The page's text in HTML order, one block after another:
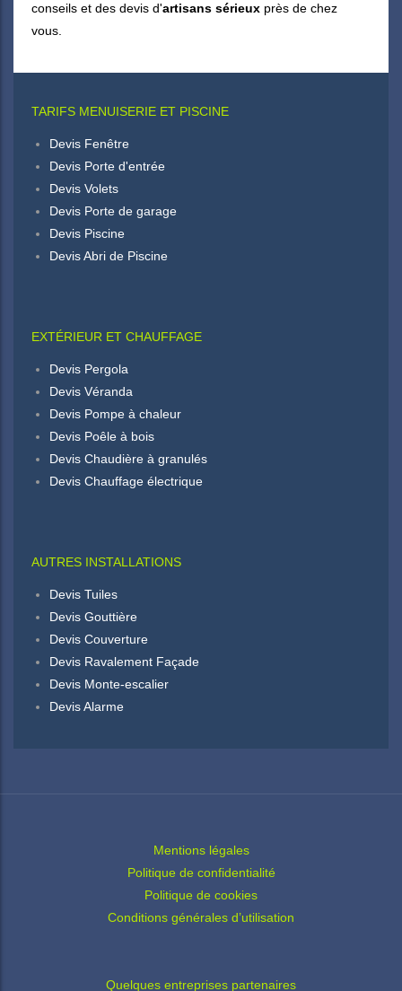
conseils et des devis d'artisans sérieux près de chez
vous.
TARIFS MENUISERIE ET PISCINE
Devis Fenêtre
Devis Porte d'entrée
Devis Volets
Devis Porte de garage
Devis Piscine
Devis Abri de Piscine
EXTÉRIEUR ET CHAUFFAGE
Devis Pergola
Devis Véranda
Devis Pompe à chaleur
Devis Poêle à bois
Devis Chaudière à granulés
Devis Chauffage électrique
AUTRES INSTALLATIONS
Devis Tuiles
Devis Gouttière
Devis Couverture
Devis Ravalement Façade
Devis Monte-escalier
Devis Alarme
Mentions légales
Politique de confidentialité
Politique de cookies
Conditions générales d’utilisation
Quelques entreprises partenaires